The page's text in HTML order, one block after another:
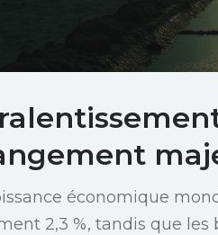
économique
2,3 %, tandis que